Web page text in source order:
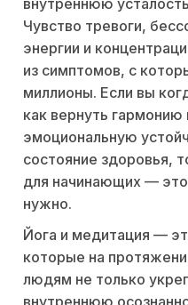
внутреннюю
Чувство тревоги,
энергии и
из симптомов, с
миллионы. Если вы
как вернуть
эмоциональную
состояние здоровья,
для начинающих —
нужно.
Йога и медитация —
которые на
людям не только